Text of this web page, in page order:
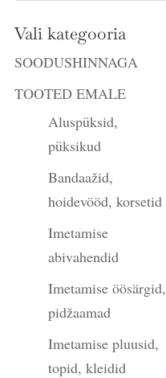
Vali kategooria
SOODUSHINNAGA
TOOTED EMALE
Aluspüksid,
püksikud
Bandaažid,
hoidevööd, korsetid
Imetamise
abivahendid
Imetamise öösärgid,
pidžaamad
Imetamise pluusid,
topid, kleidid